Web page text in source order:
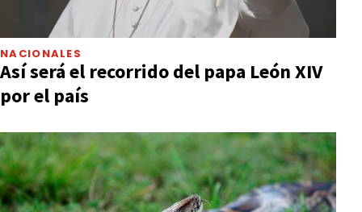
NACIONALES
Así será el recorrido del papa León XIV
por el país